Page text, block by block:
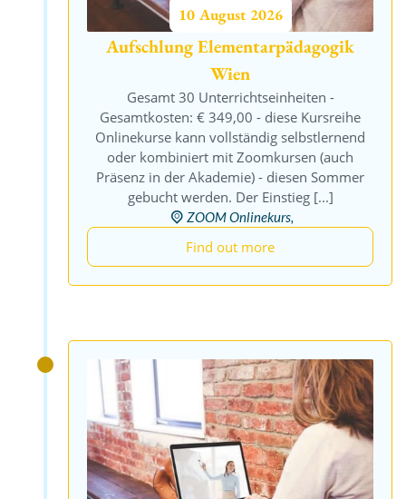
Bildung & Erziehungs-TIPPS
DIREKT zu dir nach Hause
ONLINE Kurse ansehen!
10 August 2026
Aufschlung Elementarpädagogik
Wien
Gesamt 30 Unterrichtseinheiten -
Gesamtkosten: € 349,00 - diese Kursreihe
Onlinekurse kann vollständig selbstlernend
oder kombiniert mit Zoomkursen (auch
Präsenz in der Akademie) - diesen Sommer
gebucht werden. Der Einstieg [...]
ZOOM Onlinekurs,
Find out more